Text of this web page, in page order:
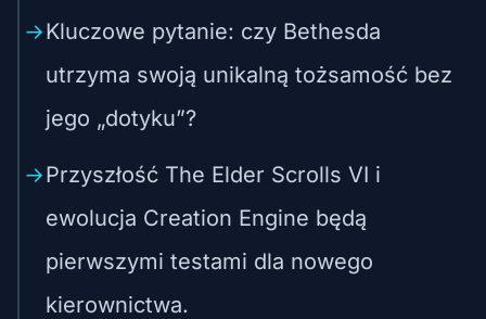
Kluczowe pytanie: czy Bethesda
utrzyma swoją unikalną tożsamość bez
jego „dotyku”?
Przyszłość The Elder Scrolls VI i
ewolucja Creation Engine będą
pierwszymi testami dla nowego
kierownictwa.